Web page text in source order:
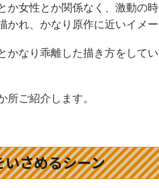
か女性とか関係なく、激動の
れ、かなり原作に近いイメー
かなり乖離した描き方をして
ご紹介します。
さめるシーン